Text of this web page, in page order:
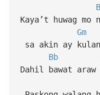
Kaya’t huwag
Gm
sa akin ay
Bb
Dahil bawat araw